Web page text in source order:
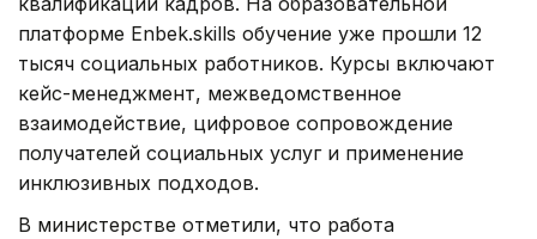
платформе Enbek.skills обучение уже прошли 12
тысяч социальных работников. Курсы включают
кейс-менеджмент, межведомственное
взаимодействие, цифровое сопровождение
получателей социальных услуг и применение
инклюзивных подходов.
В министерстве отметили, что работа